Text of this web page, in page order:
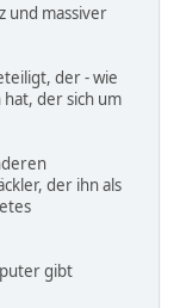
und massiver
der - wie
der sich um
der ihn als
gibt